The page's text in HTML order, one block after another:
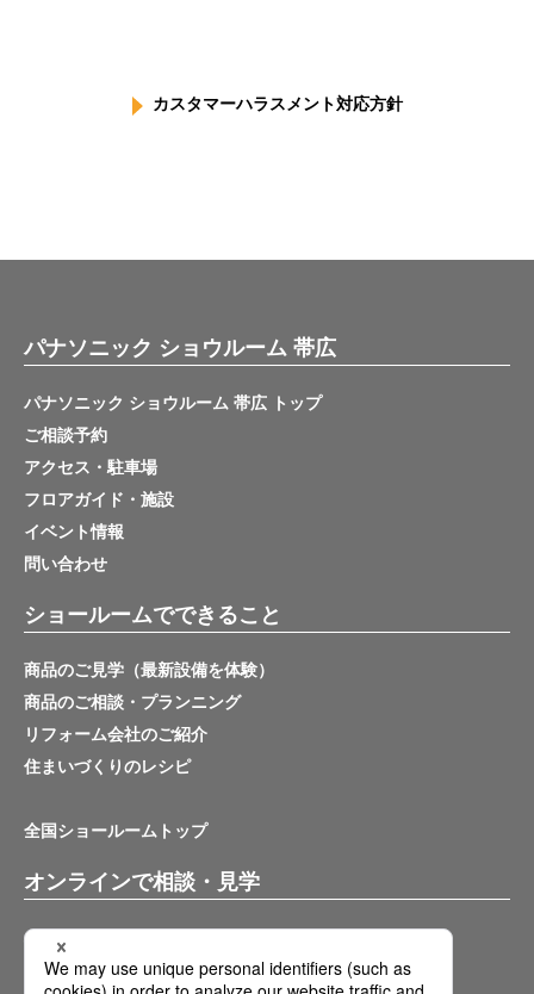
カスタマーハラスメント対応方針
パナソニック ショウルーム 帯広
パナソニック ショウルーム 帯広 トップ
ご相談予約
アクセス・駐車場
フロアガイド・施設
イベント情報
問い合わせ
ショールームでできること
商品のご見学（最新設備を体験）
商品のご相談・プランニング
リフォーム会社のご紹介
住まいづくりのレシピ
全国ショールームトップ
オンラインで相談・見学
バーチャルショールーム
オンライン相談サービス